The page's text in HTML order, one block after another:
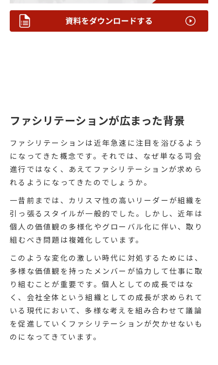
ファシリテーションが広まった背景
ファシリテーションは近年急速に注目を浴びるよう
になってきた概念です。それでは、なぜ単なる司会
進行ではなく、あえてファシリテーションが求めら
れるようになってきたのでしょうか。
一昔前までは、カリスマ性の高いリーダーが組織を
引っ張るスタイルが一般的でした。しかし、近年は
個人の価値観の多様化やグローバル化に伴い、取り
組むべき問題は複雑化しています。
このような変化の激しい時代に対処するためには、
多様な価値観を持ったメンバーが協力して仕事に取
り組むことが重要です。個人としての成長ではな
く、会社全体という組織としての成長が求められて
いる現代において、多様な考えを組み合わせて議論
を促進していくファシリテーションが欠かせないも
のになってきています。